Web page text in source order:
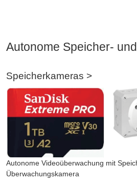
Autonome Speicher-
Speicherkameras >
Autonome Videoüberwachung mit
Überwachungskamera